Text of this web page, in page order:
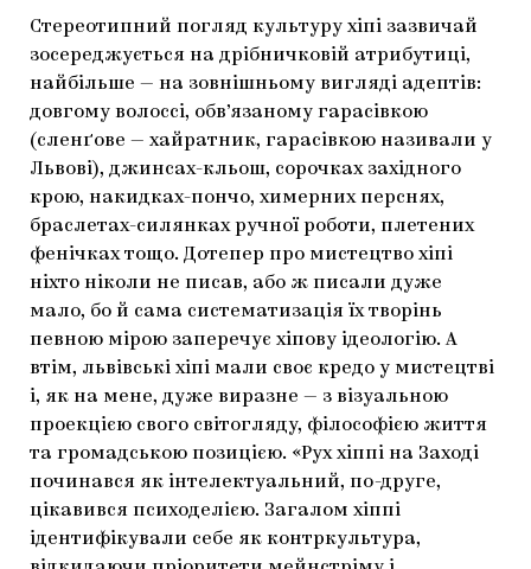
Стереотипний погляд культуру хіпі зазвичай
зосереджується на дрібничковій атрибутиці,
найбільше — на зовнішньому вигляді адептів:
довгому волоссі, обв’язаному гарасівкою
(сленґове — хайратник, гарасівкою називали у
Львові), джинсах-кльош, сорочках західного
крою, накидках-пончо, химерних перснях,
браслетах-силянках ручної роботи, плетених
фенічках тощо. Дотепер про мистецтво хіпі
ніхто ніколи не писав, або ж писали дуже
мало, бо й сама систематизація їх творінь
певною мірою заперечує хіпову ідеологію. А
втім, львівські хіпі мали своє кредо у мистецтві
і, як на мене, дуже виразне — з візуальною
проекцією свого світогляду, філософією життя
та громадською позицією. «Рух хіппі на Заході
починався як інтелектуальний, по-друге,
цікавився психоделією. Загалом хіппі
ідентифікували себе як контркультура,